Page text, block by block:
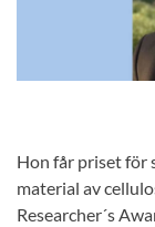
Hon får priset för
material av
Researcher´s